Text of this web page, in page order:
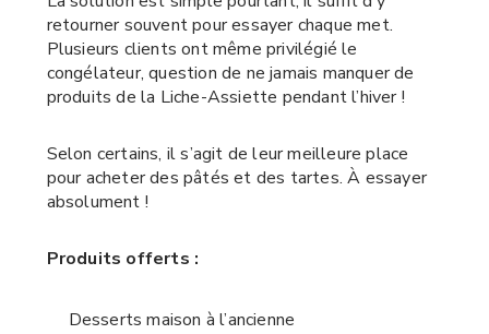
retourner souvent pour essayer chaque met.
Plusieurs clients ont même privilégié le
congélateur, question de ne jamais manquer de
produits de la Liche-Assiette pendant l’hiver !
Selon certains, il s’agit de leur meilleure place
pour acheter des pâtés et des tartes. À essayer
absolument !
Produits offerts :
Desserts maison à l’ancienne